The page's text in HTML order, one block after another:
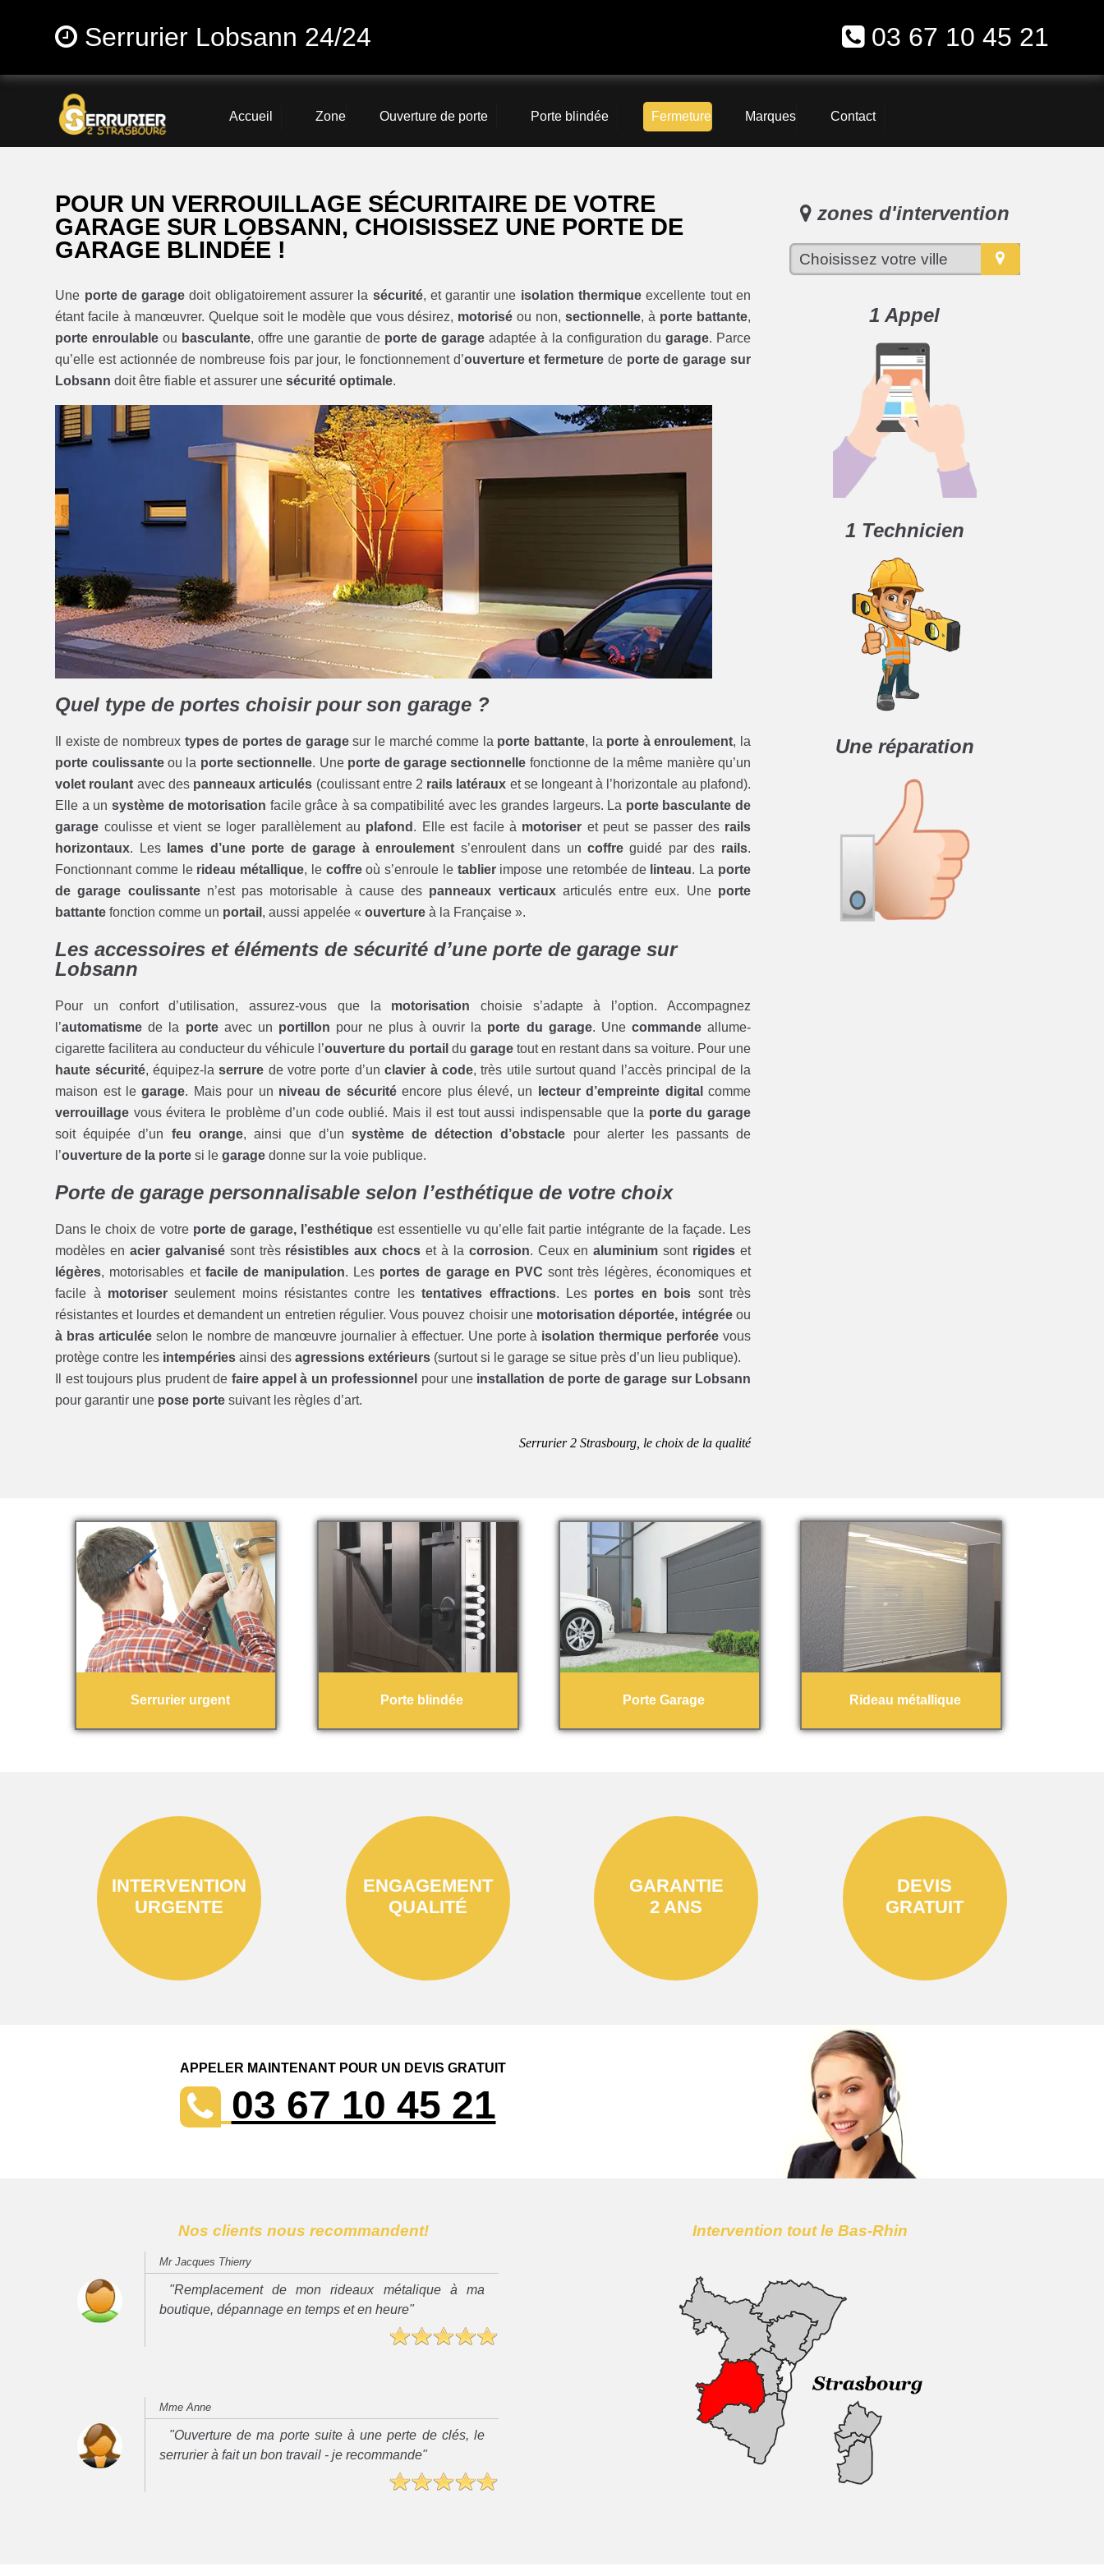
Serrurier Lobsann 24/24 03 67 10 45 21
Accueil Zone Ouverture de porte Porte blindée Fermeture Marques Contact
POUR UN VERROUILLAGE SÉCURITAIRE DE VOTRE
GARAGE SUR LOBSANN, CHOISISSEZ UNE PORTE DE
GARAGE BLINDÉE !
Une porte de garage doit obligatoirement assurer la sécurité, et garantir une isolation thermique excellente tout en
étant facile à manœuvrer. Quelque soit le modèle que vous désirez, motorisé ou non,sectionnelle, à porte battante,
porte enroulable ou basculante, offre une garantie de porte de garage adaptée à la configuration du garage. Parce
qu’elle est actionnée de nombreuse fois par jour, le fonctionnement d’ouverture et fermeture de porte de garage sur
Lobsann doit être fiable et assurer unesécurité optimale.
Quel type de portes choisir pour son garage ?
Il existe de nombreux types de portes de garagesur le marché comme la porte battante, la porte à enroulement, la
porte coulissanteou la porte sectionnelle. Une porte de garage sectionnelle fonctionne de la même manière qu’un
volet roulant avec des panneaux articulés (coulissant entre 2 rails latéraux et se longeant à l’horizontale au plafond).
Elle a un système de motorisation facile grâce à sa compatibilité avec les grandes largeurs. La porte basculante de
garage coulisse et vient se loger parallèlement au plafond . Elle est facile à motoriser et peut se passer des rails
horizontaux. Les lames d’une porte de garage à enroulement s’enroulent dans un coffre guidé par des rails.
Fonctionnant comme le rideau métallique, le coffreoù s’enroule le tablierimpose une retombée de linteau. La porte
de garage coulissanten’est pas motorisable à cause des panneaux verticauxarticulés entre eux. Une porte
battante fonction comme un portail , aussi appelée «ouverture à la Française ».
Les accessoires et éléments de sécurité d’une porte de garage sur
Lobsann
Pour un confort d’utilisation, assurez-vous que la motorisation choisie s’adapte à l’option. Accompagnez
l’automatisme de la porteavec un portillon pour ne plus à ouvrir la porte du garage. Une commandeallume-
cigarette facilitera au conducteur du véhicule l’ouverture du portail du garagetout en restant dans sa voiture. Pour une
haute sécurité, équipez-laserrure de votre porte d’unclavier à code, très utile surtout quand l’accès principal de la
maison est legarage. Mais pour un niveau de sécuritéencore plus élevé, un lecteur d’empreinte digital comme
verrouillage vous évitera le problème d’un code oublié. Mais il est tout aussi indispensable que la porte du garage
soit équipée d’un feu orange, ainsi que d’unsystème de détection d’obstacle pour alerter les passants de
l’ouverture de la porte si legarage donne sur la voie publique.
Porte de garage personnalisable selon l’esthétique de votre choix
Dans le choix de votre porte de garage, l’esthétiqueest essentielle vu qu’elle fait partie intégrante de la façade. Les
modèles en acier galvanisésont très résistibles aux chocs et à la corrosion. Ceux enaluminium sont rigides et
légères, motorisables et facile de manipulation. Les portes de garage en PVC sont très légères, économiques et
facile à motoriserseulement moins résistantes contre lestentatives effractions. Les portes en bois sont très
résistantes et lourdes et demandent un entretien régulier. Vous pouvez choisir une motorisation déportée, intégréeou
à bras articuléeselon le nombre de manœuvre journalier à effectuer. Une porte à isolation thermique perforée vous
protège contre les intempéries ainsi desagressions extérieurs (surtout si le garage se situe près d’un lieu publique).
Il est toujours plus prudent de faire appel à un professionnel pour une installation de porte de garage sur Lobsann
pour garantir une pose porte suivant les règles d’art.
Serrurier 2 Strasbourg, le choix de la qualité
zones d'intervention
1 Appel
1 Technicien
Une réparation
Serrurier urgent Porte blindée Porte Garage Rideau métallique
INTERVENTION
URGENTE
ENGAGEMENT
QUALITÉ
GARANTIE
2 ANS
DEVIS
GRATUIT
APPELER MAINTENANT POUR UN DEVIS GRATUIT
03 67 10 45 21
Nos clients nous recommandent!
Mr Jacques Thierry
"Remplacement de mon rideaux métalique à ma
boutique, dépannage en temps et en heure"
Mme Anne
"Ouverture de ma porte suite à une perte de clés, le
serrurier à fait un bon travail - je recommande"
Intervention tout le Bas-Rhin